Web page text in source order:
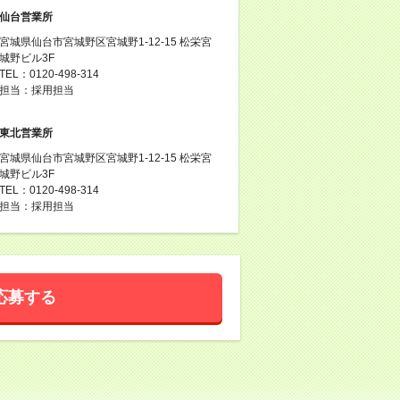
台営業所
城県仙台市宮城野区宮城野1-12-15 松栄宮
野ビル3F
：0120-498-314
当：採用担当
北営業所
城県仙台市宮城野区宮城野1-12-15 松栄宮
野ビル3F
：0120-498-314
当：採用担当
募する